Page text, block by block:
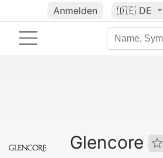
Anmelden 🇩🇪 DE
Glencore